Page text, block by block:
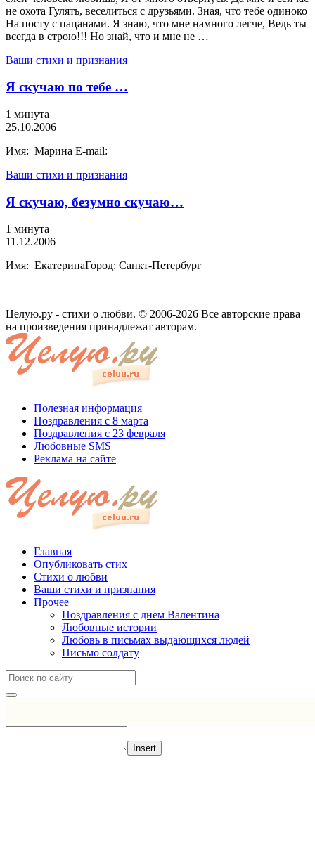
не охота Гулять, веселиться с друзьями. Зная, что тебе одиноко
На посту с пацанами. Я знаю, что мне намного легче, Ведь ты
всегда в строю!!! Но знай, что и мне не …
Ваши стихи и признания
Я скучаю по тебе …
1 минута
25.10.2006
Имя: Марина E-mail:
Ваши стихи и признания
Я скучаю, безумно скучаю…
1 минута
11.12.2006
Имя: ЕкатеринаГород: Санкт-Петербург
Целую.ру - стихи о любви. © 2006-2026 Все авторские права
на произведения принадлежат авторам.
Полезная информация
Поздравления с 8 марта
Поздравления с 23 февраля
Любовные SMS
Реклама на сайте
Главная
Опубликовать стих
Стихи о любви
Ваши стихи и признания
Прочее
Поздравления с днем Валентина
Любовные истории
Любовь в письмах выдающихся людей
Письмо солдату
Insert